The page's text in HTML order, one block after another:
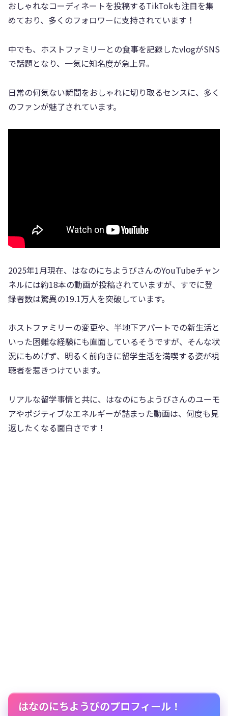
おしゃれなコーディネートを投稿するTikTokも注目を集
めており、多くのフォロワーに支持されています！
中でも、ホストファミリーとの食事を記録したvlogがSNS
で話題となり、一気に知名度が急上昇。
日常の何気ない瞬間をおしゃれに切り取るセンスに、多く
のファンが魅了されています。
2025年1月現在、はなのにちようびさんのYouTubeチャン
ネルには約18本の動画が投稿されていますが、すでに登
録者数は驚異の19.1万人を突破しています。
ホストファミリーの変更や、半地下アパートでの新生活と
いった困難な経験にも直面しているそうですが、そんな状
況にもめげず、明るく前向きに留学生活を満喫する姿が視
聴者を惹きつけています。
リアルな留学事情と共に、はなのにちようびさんのユーモ
アやポジティブなエネルギーが詰まった動画は、何度も見
返したくなる面白さです！
はなのにちようびのプロフィール！